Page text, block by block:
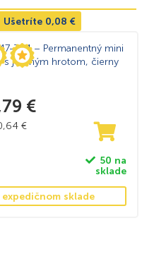
Ušetríte 0,08 €
324 – Permanentný mini
s jemným hrotom, čierny
€
€
50 na
sklade
expedičnom sklade